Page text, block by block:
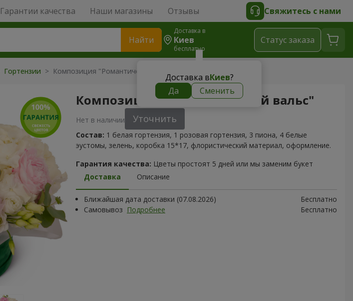
Гарантии качества Наши магазины Отзывы Свяжитесь с нами
Найти
Доставка в
Киев
бесплатно
Доставка вКиев?
Да
Сменить
Cтатус заказа
Гортензии > Композиция "Романтический вальс"
Композиция "Романтический вальс"
Нет в наличии Уточнить
Состав: 1 белая гортензия, 1 розовая гортензия, 3 пиона, 4 белые
эустомы, зелень, коробка 15*17, флористический материал, оформление.
Гарантия качества: Цветы простоят 5 дней или мы заменим букет
Доставка
Описание
Ближайшая дата доставки (07.08.2026)
Бесплатно
Самовывоз Подробнее Бесплатно